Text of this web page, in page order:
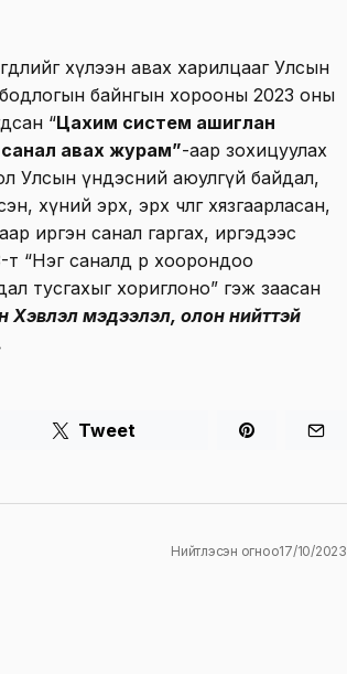
хүлээн авах харилцааг Улсын
байнгын хорооны 2023 оны
“Цахим систем ашиглан
авах журам”-аар зохицуулах
Улсын үндэсний аюулгүй байдал,
хүний эрх, эрх чөлөөг хязгаарласан,
иргэн санал гаргах, иргэдээс
“Нэг саналд өөр хоорондоо
тусгахыг хориглоно” гэж заасан
мэдээлэл, олон нийттэй
Tweet
Нийтлэсэн огноо17/10/2023